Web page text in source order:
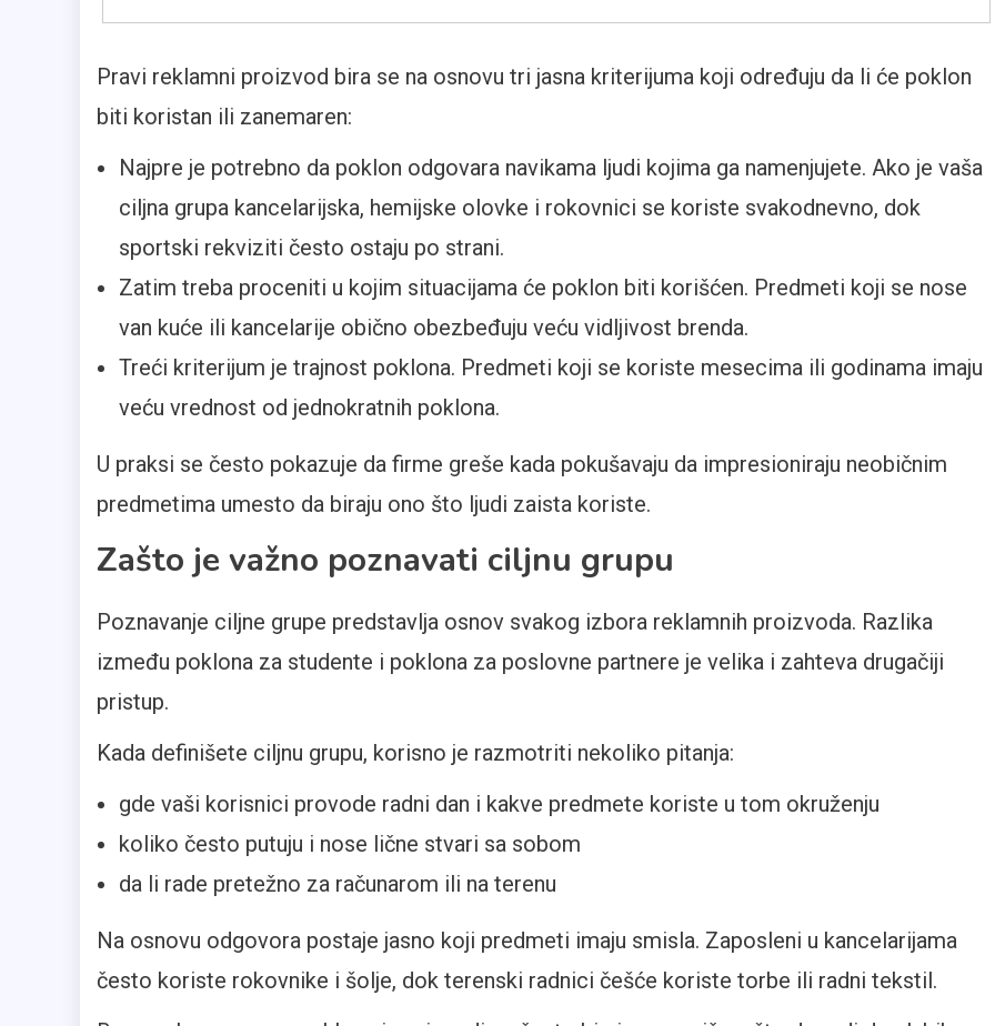
Pravi reklamni proizvod bira se na osnovu tri jasna kriterijuma koji određuju da li će poklon
biti koristan ili zanemaren:
Najpre je potrebno da poklon odgovara navikama ljudi kojima ga namenjujete. Ako je vaša
ciljna grupa kancelarijska, hemijske olovke i rokovnici se koriste svakodnevno, dok
sportski rekviziti često ostaju po strani.
Zatim treba proceniti u kojim situacijama će poklon biti korišćen. Predmeti koji se nose
van kuće ili kancelarije obično obezbeđuju veću vidljivost brenda.
Treći kriterijum je trajnost poklona. Predmeti koji se koriste mesecima ili godinama imaju
veću vrednost od jednokratnih poklona.
U praksi se često pokazuje da firme greše kada pokušavaju da impresioniraju neobičnim
predmetima umesto da biraju ono što ljudi zaista koriste.
Zašto je važno poznavati ciljnu grupu
Poznavanje ciljne grupe predstavlja osnov svakog izbora reklamnih proizvoda. Razlika
između poklona za studente i poklona za poslovne partnere je velika i zahteva drugačiji
pristup.
Kada definišete ciljnu grupu, korisno je razmotriti nekoliko pitanja:
gde vaši korisnici provode radni dan i kakve predmete koriste u tom okruženju
koliko često putuju i nose lične stvari sa sobom
da li rade pretežno za računarom ili na terenu
Na osnovu odgovora postaje jasno koji predmeti imaju smisla. Zaposleni u kancelarijama
često koriste rokovnike i šolje, dok terenski radnici češće koriste torbe ili radni tekstil.